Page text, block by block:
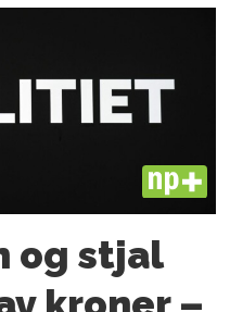
PLUS
og stjal